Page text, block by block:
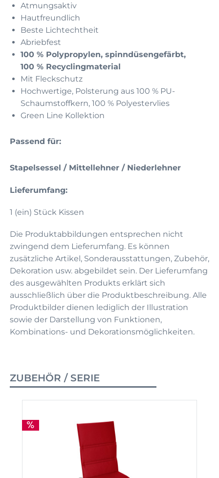
Atmungsaktiv
Hautfreundlich
Beste Lichtechtheit
Abriebfest
100 % Polypropylen, spinndüsengefärbt,
100 % Recyclingmaterial
Mit Fleckschutz
Hochwertige, Polsterung aus 100 % PU-
Schaumstoffkern, 100 % Polyestervlies
Green Line Kollektion
Passend für:
Stapelsessel / Mittellehner / Niederlehner
Lieferumfang:
1 (ein) Stück Kissen
Die Produktabbildungen entsprechen nicht
zwingend dem Lieferumfang. Es können
zusätzliche Artikel, Sonderausstattungen, Zubehör,
Dekoration usw. abgebildet sein. Der Lieferumfang
des ausgewählten Produkts erklärt sich
ausschließlich über die Produktbeschreibung. Alle
Produktbilder dienen lediglich der Illustration
sowie der Darstellung von Funktionen,
Kombinations- und Dekorationsmöglichkeiten.
ZUBEHÖR / SERIE